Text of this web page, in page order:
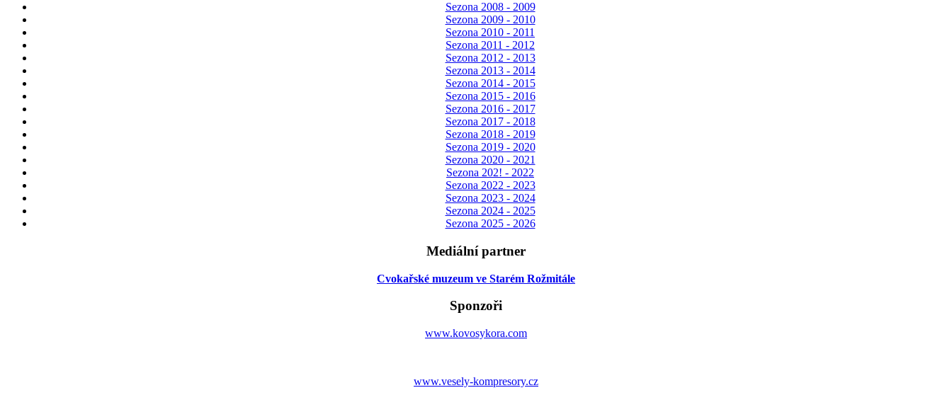
Sezona 2008 - 2009
Sezona 2009 - 2010
Sezona 2010 - 2011
Sezona 2011 - 2012
Sezona 2012 - 2013
Sezona 2013 - 2014
Sezona 2014 - 2015
Sezona 2015 - 2016
Sezona 2016 - 2017
Sezona 2017 - 2018
Sezona 2018 - 2019
Sezona 2019 - 2020
Sezona 2020 - 2021
Sezona 202! - 2022
Sezona 2022 - 2023
Sezona 2023 - 2024
Sezona 2024 - 2025
Sezona 2025 - 2026
Mediální partner
Cvokařské muzeum ve Starém Rožmitále
Sponzoři
www.kovosykora.com
www.vesely-kompresory.cz